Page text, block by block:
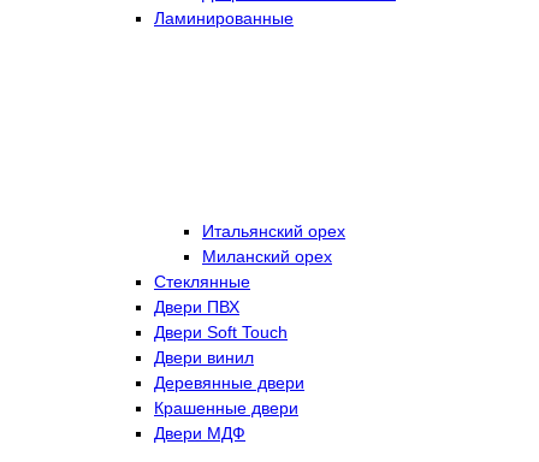
Ламинированные
Итальянский орех
Миланский орех
Стеклянные
Двери ПВХ
Двери Soft Touch
Двери винил
Деревянные двери
Крашенные двери
Двери МДФ